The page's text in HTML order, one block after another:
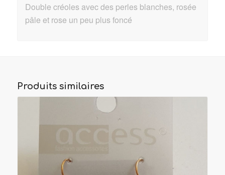
Double créoles avec des perles blanches, rosée
pâle et rose un peu plus foncé
Produits similaires